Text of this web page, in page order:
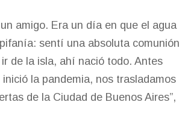
amigo. Era un día en que el agua
sentí una absoluta comunión
de la isla, ahí nació todo. Antes
la pandemia, nos trasladamos
de la Ciudad de Buenos Aires”,